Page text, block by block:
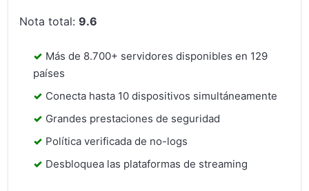
Nota total:9.6
Más de 8.700+ servidores disponibles en 129
países
Conecta hasta 10 dispositivos simultáneamente
Grandes prestaciones de seguridad
Política verificada de no-logs
Desbloquea las plataformas de streaming